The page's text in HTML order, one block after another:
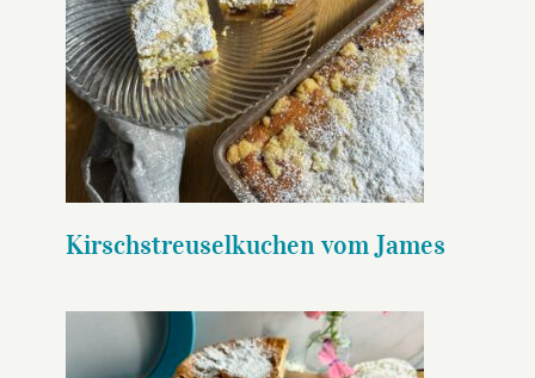
Kirschstreuselkuchen vom
James
Kirschstreuselkuchen vom James